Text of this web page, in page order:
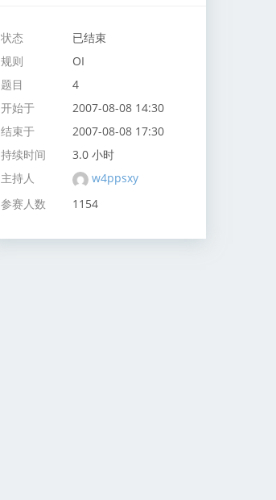
状态
已结束
规则
OI
题目
4
开始于
2007-08-08 14:30
结束于
2007-08-08 17:30
持续时间
3.0 小时
主持人
w4ppsxy
参赛人数
1154